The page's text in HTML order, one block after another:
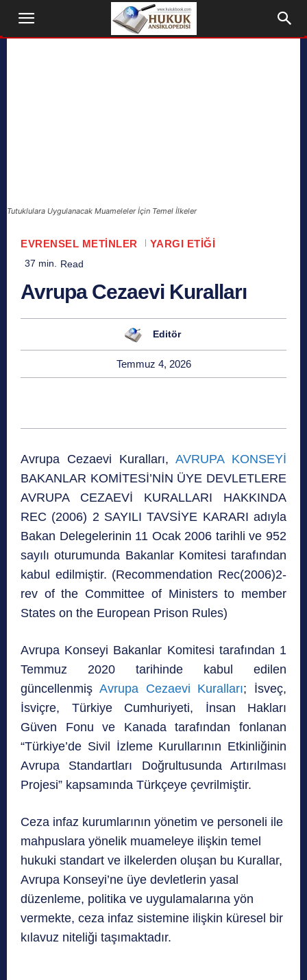
Tutuklulara Uygulanacak Muameleler İçin Temel İlkeler
EVRENSEL METINLER YARGI ETIĞI
37 min. Read
Avrupa Cezaevi Kuralları
Editör
Temmuz 4, 2026
Avrupa Cezaevi Kuralları,AVRUPA KONSEYİ
BAKANLAR KOMİTESİ’NİN ÜYE DEVLETLERE
AVRUPA CEZAEVİ KURALLARI HAKKINDA
REC (2006) 2 SAYILI TAVSİYE KARARI adıyla
Bakan Delegelerinin 11 Ocak 2006 tarihli ve 952
sayılı oturumunda Bakanlar Komitesi tarafından
kabul edilmiştir. (Recommendation Rec(2006)2-
rev of the Committee of Ministers to member
States on the European Prison Rules)
Avrupa Konseyi Bakanlar Komitesi tarafından 1
Temmuz 2020 tarihinde kabul edilen
güncellenmiş Avrupa Cezaevi Kuralları; İsveç,
İsviçre, Türkiye Cumhuriyeti, İnsan Hakları
Güven Fonu ve Kanada tarafından fonlanan
“Türkiye’de Sivil İzleme Kurullarının Etkinliğinin
Avrupa Standartları Doğrultusunda Artırılması
Projesi” kapsamında Türkçeye çevrilmiştir.
Ceza infaz kurumlarının yönetim ve personeli ile
mahpuslara yönelik muameleye ilişkin temel
hukuki standart ve ilkelerden oluşan bu Kurallar,
Avrupa Konseyi’ne üye devletlerin yasal
düzenleme, politika ve uygulamalarına yön
vermekte, ceza infaz sistemine ilişkin küresel bir
kılavuz niteliği taşımaktadır.